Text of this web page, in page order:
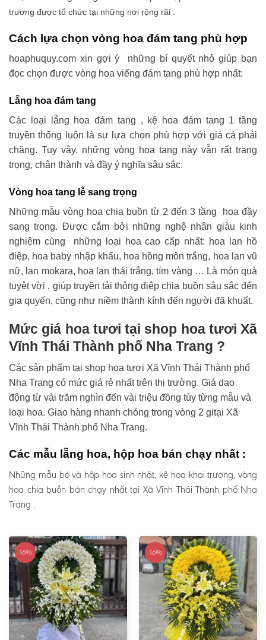
trương được tổ chức tại những nơi rộng rãi .
Cách lựa chọn vòng hoa đám tang phù hợp
hoaphuquy.com xin gợi ý những bí quyết nhỏ giúp bạn
đọc chọn được vòng hoa viếng đám tang phù hợp nhất:
Lẵng hoa đám tang
Các loại lẵng hoa đám tang , kệ hoa đám tang 1 tầng
truyền thống luôn là sự lựa chọn phù hợp với giá cả phải
chăng. Tuy vậy, những vòng hoa tang này vẫn rất trang
trọng, chân thành và đầy ý nghĩa sâu sắc.
Vòng hoa tang lễ sang trọng
Những mẫu vòng hoa chia buồn từ 2 đến 3 tầng hoa đầy
sang trọng. Được cắm bởi những nghệ nhân giàu kinh
nghiệm cùng những loại hoa cao cấp nhất: hoa lan hồ
điệp, hoa baby nhập khẩu, hoa hồng môn trắng, hoa lan vũ
nữ, lan mokara, hoa lan thái trắng, tím vàng … Là món quà
tuyệt vời , giúp truyền tải thông điệp chia buồn sâu sắc đến
gia quyến, cũng như niềm thành kính đến người đã khuất.
Mức giá hoa tươi tại shop hoa tươi Xã
Vĩnh Thái Thành phố Nha Trang ?
Các sản phẩm tại shop hoa tươi Xã Vĩnh Thái Thành phố
Nha Trang có mức giá rẻ nhất trên thị trường. Giá dao
động từ vài trăm nghìn đến vài triệu đồng tùy từng mẫu và
loại hoa. Giao hàng nhanh chóng trong vòng 2 gitại Xã
Vĩnh Thái Thành phố Nha Trang.
Các mẫu lẵng hoa, hộp hoa bán chạy nhất :
Những mẫu bó và hộp hoa sinh nhật, kệ hoa khai trương, vòng
hoa chia buồn bán chạy nhất tại Xã Vĩnh Thái Thành phố Nha
Trang .
-16% -16%